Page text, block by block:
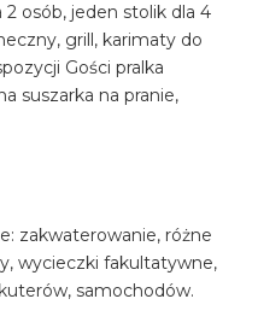
2 osób, jeden stolik dla 4
grill, karimaty do
Gości pralka
suszarka na pranie,
zakwaterowanie, różne
wycieczki fakultatywne,
samochodów.